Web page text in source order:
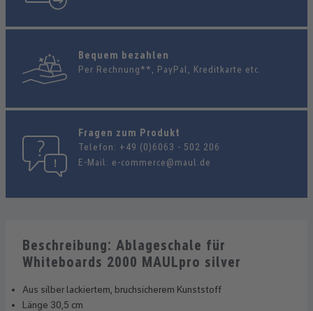
Bequem bezahlen
Per Rechnung**, PayPal, Kreditkarte etc.
Fragen zum Produkt
Telefon: +49 (0)6063 - 502 206
E-Mail: e-commerce@maul.de
Beschreibung: Ablageschale für
Whiteboards 2000 MAULpro silver
Aus silber lackiertem, bruchsicherem Kunststoff
Länge 30,5 cm